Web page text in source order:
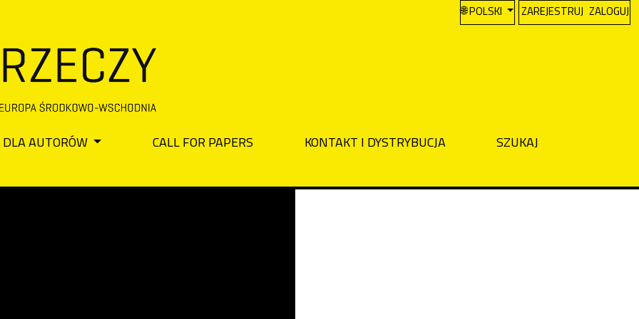
CHANGE THE LANGUAGE. THE
POLSKI ZAREJESTRUJ ZALOGUJ
DLA AUTORÓW CALL FOR PAPERS KONTAKT I DYSTRYBUCJA
SZUKAJ